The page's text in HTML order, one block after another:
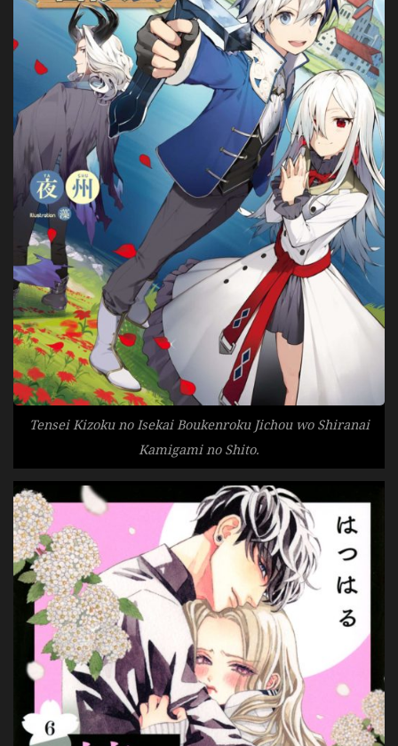
Tensei Kizoku no Isekai Boukenroku Jichou wo Shiranai
Kamigami no Shito.